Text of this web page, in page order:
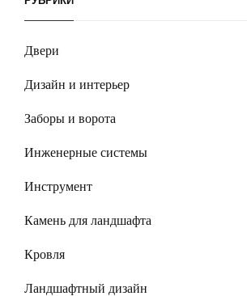
Двери
Дизайн и интерьер
Заборы и ворота
Инженерные системы
Инструмент
Камень для ландшафта
Кровля
Ландшафтный дизайн